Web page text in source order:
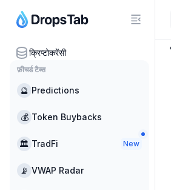
क्रिप्टोकरेंसी
फ़ीचर्ड टैब्स
🔮 Predictions
💰 Token Buybacks
🏛 TradFi New
📡 VWAP Radar
BTC:$64,832.40 $1,914.34